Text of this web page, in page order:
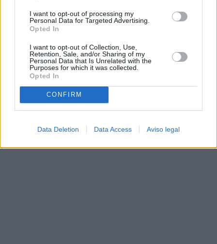
I want to opt-out of processing my
Personal Data for Targeted Advertising.
Opted In
I want to opt-out of Collection, Use,
Retention, Sale, and/or Sharing of my
Personal Data that Is Unrelated with the
Purposes for which it was collected.
Opted In
CONFIRM
Data Deletion Data Access Aviso legal